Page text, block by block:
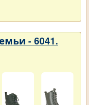
- 6041.